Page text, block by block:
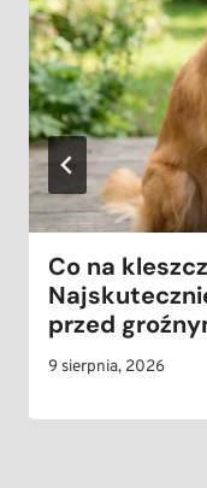
Co na
przed
9 sierpnia, 2026